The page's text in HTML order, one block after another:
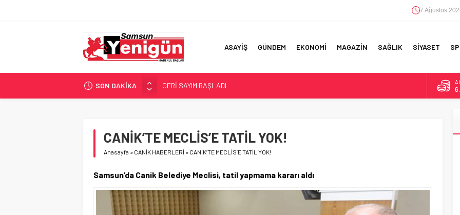
7 Ağustos
ASAYİŞ GÜNDEM EKONOMİ MAGAZİN SAĞLIK SİYASET
SON DAKİKA
GERİ SAYIM BAŞLADI
SAMSUNSPOR’DA HEDEF 5’İNCİLİK!
İŞTE FINDIK FİYATI!
YÖNETİCİ SEÇERKEN YAPILAN EN BÜYÜK HATALAR
CANİK’TE MECLİS’E TATİL YOK!
Anasayfa » CANİK HABERLERİ » CANİK’TE MECLİS’E TATİL YOK!
Samsun’da Canik Belediye Meclisi, tatil yapmama kararı aldı